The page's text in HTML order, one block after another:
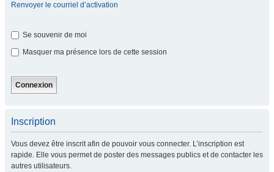
Renvoyer le courriel d’activation
Se souvenir de moi
Masquer ma présence lors de cette session
Inscription
Vous devez être inscrit afin de pouvoir vous connecter. L’inscription est
rapide. Elle vous permet de poster des messages publics et de contacter les
autres utilisateurs.